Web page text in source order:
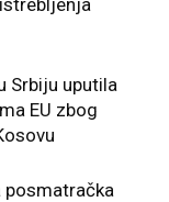
Srbiju uputila
EU zbog
posmatračka